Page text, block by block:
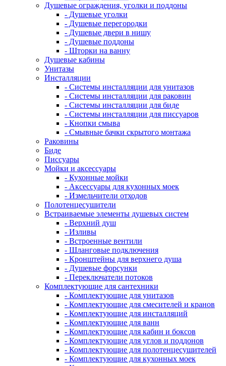
Душевые ограждения, уголки и поддоны
- Душевые уголки
- Душевые перегородки
- Душевые двери в нишу
- Душевые поддоны
- Шторки на ванну
Душевые кабины
Унитазы
Инсталляции
- Системы инсталляции для унитазов
- Системы инсталляции для раковин
- Системы инсталляции для биде
- Системы инсталляции для писсуаров
- Кнопки смыва
- Смывные бачки скрытого монтажа
Раковины
Биде
Писсуары
Мойки и аксессуары
- Кухонные мойки
- Аксессуары для кухонных моек
- Измельчители отходов
Полотенцесушители
Встраиваемые элементы душевых систем
- Верхний душ
- Изливы
- Встроенные вентили
- Шланговые подключения
- Кронштейны для верхнего душа
- Душевые форсунки
- Переключатели потоков
Комплектующие для сантехники
- Комплектующие для унитазов
- Комплектующие для смесителей и кранов
- Комплектующие для инсталляций
- Комплектующие для ванн
- Комплектующие для кабин и боксов
- Комплектующие для углов и поддонов
- Комплектующие для полотенцесушителей
- Комплектующие для кухонных моек